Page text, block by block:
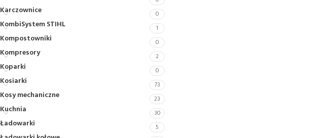
Karczownice 0
KombiSystem STIHL 1
Kompostowniki 0
Kompresory 2
Koparki 0
Kosiarki 73
Kosy mechaniczne 23
Kuchnia 30
Ładowarki 5